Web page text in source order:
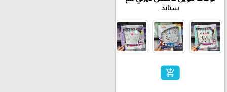
ستاند
add_shopping_cart